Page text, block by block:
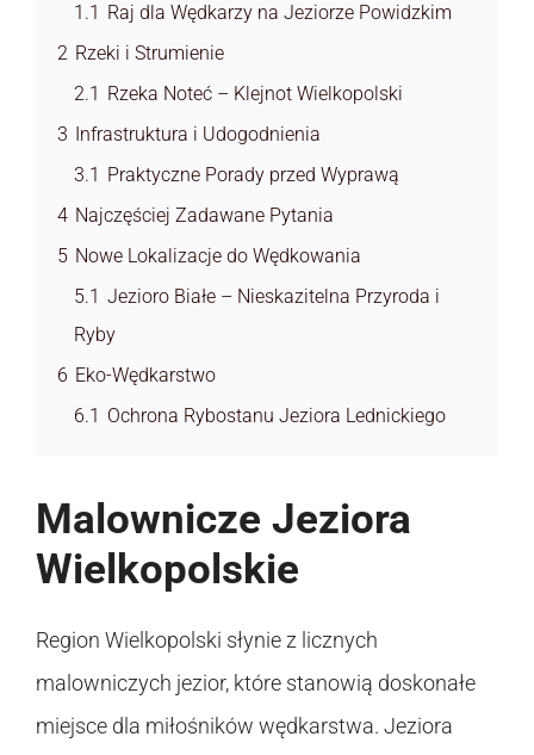
1.1
Raj dla Wędkarzy na Jeziorze Powidzkim
2 Rzeki i Strumienie
2.1
Rzeka Noteć – Klejnot Wielkopolski
3
Infrastruktura i Udogodnienia
3.1
Praktyczne Porady przed Wyprawą
4 Najczęściej Zadawane Pytania
5 Nowe Lokalizacje do Wędkowania
5.1 Jezioro Białe – Nieskazitelna Przyroda i
Ryby
6 Eko-Wędkarstwo
6.1 Ochrona Rybostanu Jeziora Lednickiego
Malownicze Jeziora
Wielkopolskie
Region Wielkopolski słynie z licznych
malowniczych jezior, które stanowią doskonałe
miejsce dla miłośników wędkarstwa. Jeziora